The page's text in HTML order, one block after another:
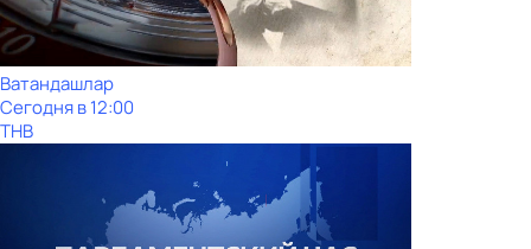
Ватандашлар
Сегодня в 12:00
ТНВ